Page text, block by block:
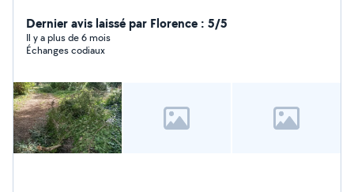
Dernier avis laissé par Florence : 5/5
Il y a plus de 6 mois
Échanges codiaux